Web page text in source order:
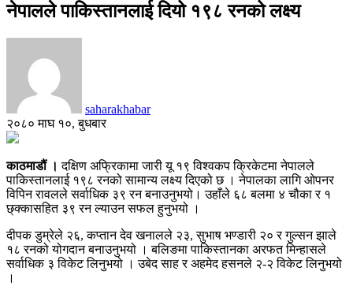
नेपालले पाकिस्तानलाई दियो १९८ रनको लक्ष्य
saharakhabar
२०८० माघ १०, बुधबार
काठमाडौं । दक्षिण अफ्रिकामा जारी यू १९ विश्वकप क्रिकेटमा नेपालले
पाकिस्तानलाई १९८ रनको सामान्य लक्ष्य दिएको छ । नेपालका लागि ओपनर
विपिन रावलले सर्वाधिक ३९ रन बनाउनुभयो। उहाँले ६८ बलमा ४ चौका र १
छ्क्कासहित ३९ रन ल्याउन सफल हुनुभयो ।
दीपक डुम्रेले २६, कप्तान देव खनालले २३, सुभाष भण्डारी २० र गुल्सन झाले
१८ रनको योगदान बनाउनुभयो । बलिङमा पाकिस्तानका अरफत मिन्हासले
सर्वाधिक ३ विकेट लिनुभयो । उबेद साह र अहमेद हसनले २-२ विकेट लिनुभयो
।